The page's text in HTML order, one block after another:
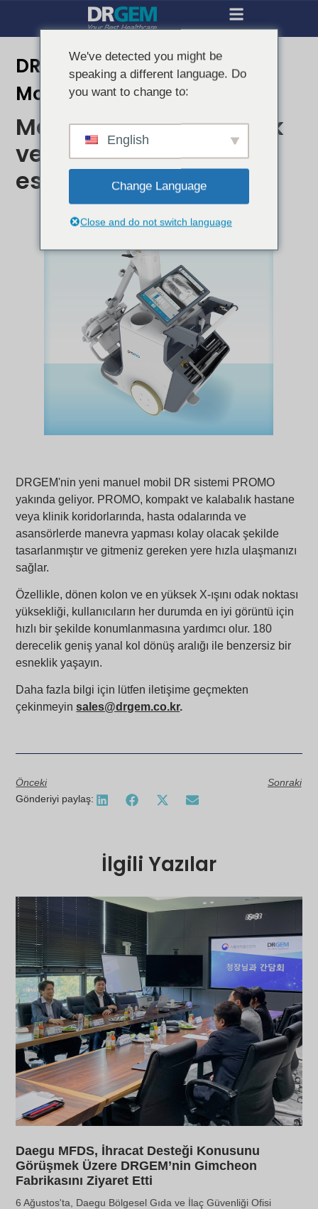
DRGEM'nin PROMO Manuel
Mobil DR Sistemi
Maksimum hareketlilik
ve Konumlandırma
esnekliği
DRGEM'nin yeni manuel mobil DR sistemi PROMO
yakında geliyor. PROMO, kompakt ve kalabalık hastane
veya klinik koridorlarında, hasta odalarında ve
asansörlerde manevra yapması kolay olacak şekilde
tasarlanmıştır ve gitmeniz gereken yere hızla ulaşmanızı
sağlar.
Özellikle, dönen kolon ve en yüksek X-ışını odak noktası
yüksekliği, kullanıcıların her durumda en iyi görüntü için
hızlı bir şekilde konumlanmasına yardımcı olur. 180
derecelik geniş yanal kol dönüş aralığı ile benzersiz bir
esneklik yaşayın.
Daha fazla bilgi için lütfen iletişime geçmekten
çekinmeyinsales@drgem.co.kr.
Önceki
Sonraki
Gönderiyi paylaş:
İlgili Yazılar
Daegu MFDS, İhracat Desteği Konusunu
Görüşmek Üzere DRGEM’nin Gimcheon
Fabrikasını Ziyaret Etti
6 Ağustos'ta, Daegu Bölgesel Gıda ve İlaç Güvenliği Ofisi
We've detected you might be
speaking a different language. Do
you want to change to:
English
Change Language
Close and do not switch language